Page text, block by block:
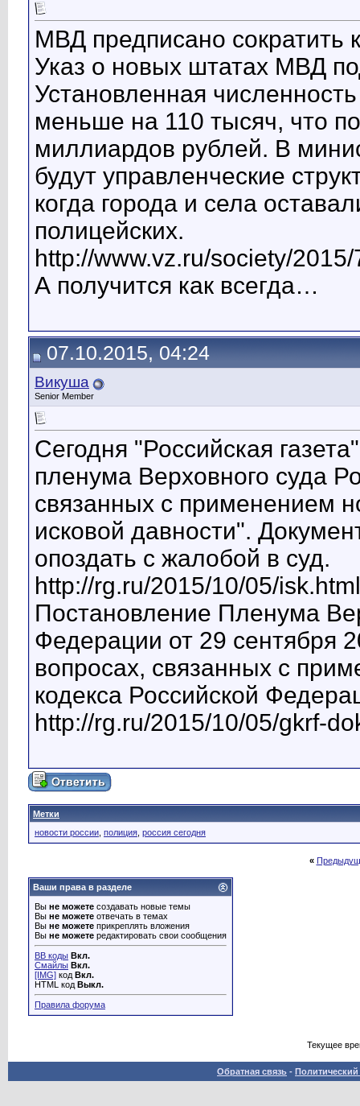
МВД предписано сократить
Указ о новых штатах МВД
Установленная
меньше на 110 тысяч, что
миллиардов рублей. В
будут управленческие
когда города и села
полицейских.
http://www.vz.ru/society/
А получится как всегда…
07.10.2015, 04:24
Викуша
Senior Member
Сегодня "Российская
пленума Верховного суда
связанных с применением
исковой давности".
опоздать с жалобой в суд.
http://rg.ru/2015/10/05/isk.html
Постановление Пленума
Федерации от 29 сентября
вопросах, связанных с
кодекса Российской
http://rg.ru/2015/10/05/gkrf-
Метки
новости россии полиция россия сегодня
«
Ваши права в разделе
Вы не можете создавать новые темы
Вы не можете отвечать в темах
Вы не можете прикреплять вложения
Вы не можете редактировать свои сообщения
BB коды Вкл.
Смайлы Вкл.
[IMG] код Вкл.
HTML код Выкл.
Правила форума
Текущее
Обратная связь -